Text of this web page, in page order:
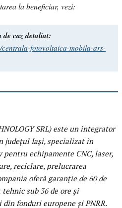
la beneficiar, vezi:
caz detaliat:
centrala-fotovoltaica-mobila-ars-
SRL) este un integrator
județul Iași, specializat în
echipamente CNC, laser,
reciclare, prelucrarea
oferă garanție de 60 de
sub 36 de ore și
fonduri europene și PNRR.